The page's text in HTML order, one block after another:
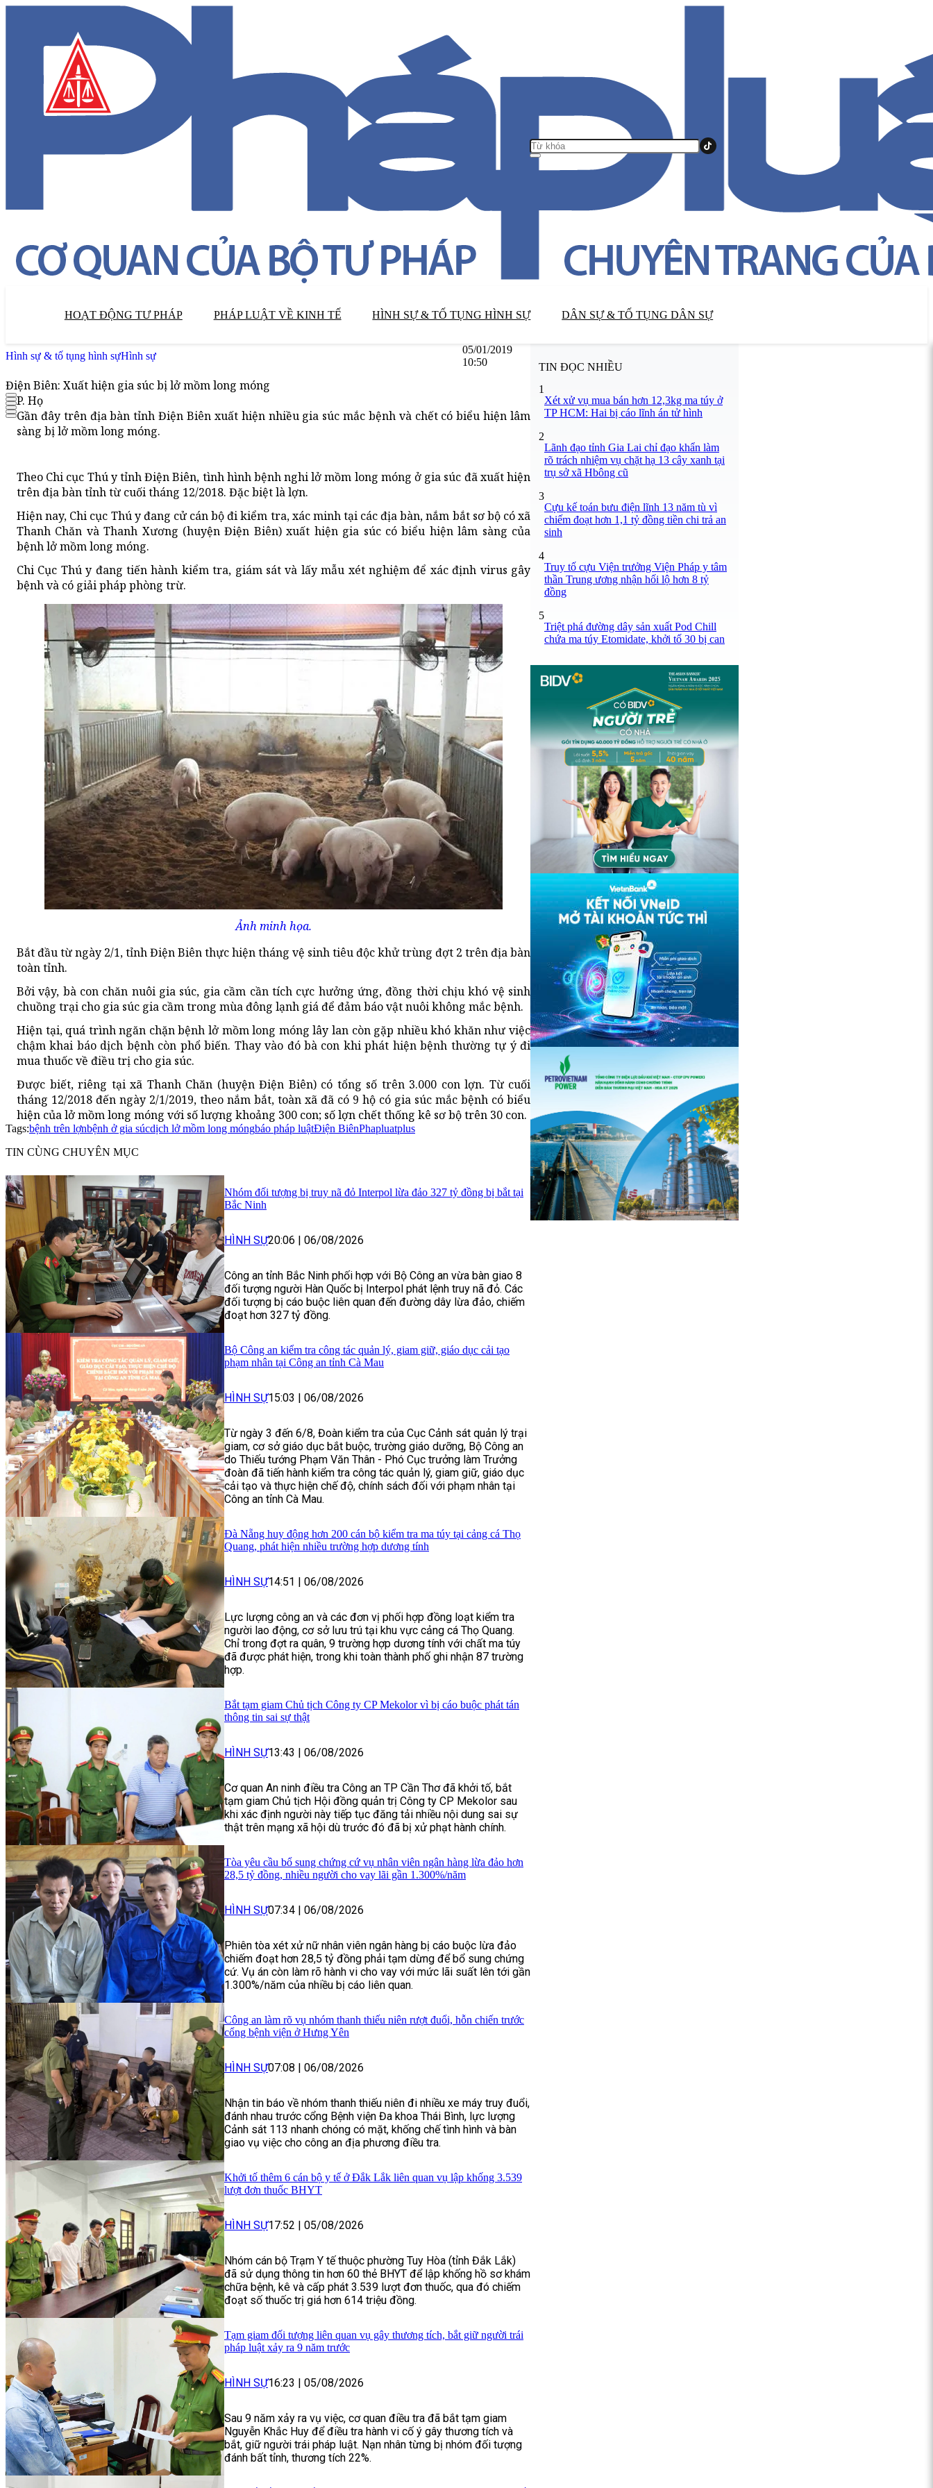
HOẠT ĐỘNG TƯ PHÁP PHÁP LUẬT VỀ KINH TẾ HÌNH SỰ & TỐ TỤNG HÌNH SỰ DÂN SỰ & TỐ TỤNG DÂN SỰ
Hình sự & tố tụng hình sựHình sự
05/01/2019
10:50
Điện Biên: Xuất hiện gia súc bị lở mồm long móng
P. Họ
Gần đây trên địa bàn tỉnh Điện Biên xuất hiện nhiều gia súc mắc bệnh và chết có biểu hiện lâm
sàng bị lở mồm long móng.
Theo Chi cục Thú y tỉnh Điện Biên, tình hình bệnh nghi lở mồm long móng ở gia súc đã xuất hiện
trên địa bàn tỉnh từ cuối tháng 12/2018. Đặc biệt là lợn.
Hiện nay, Chi cục Thú y đang cử cán bộ đi kiểm tra, xác minh tại các địa bàn, nắm bắt sơ bộ có xã
Thanh Chăn và Thanh Xương (huyện Điện Biên) xuất hiện gia súc có biểu hiện lâm sàng của
bệnh lở mồm long móng.
Chi Cục Thú y đang tiến hành kiểm tra, giám sát và lấy mẫu xét nghiệm để xác định virus gây
bệnh và có giải pháp phòng trừ.
Ảnh minh họa.
Bắt đầu từ ngày 2/1, tỉnh Điện Biên thực hiện tháng vệ sinh tiêu độc khử trùng đợt 2 trên địa bàn
toàn tỉnh.
Bởi vậy, bà con chăn nuôi gia súc, gia cầm cần tích cực hưởng ứng, đồng thời chịu khó vệ sinh
chuồng trại cho gia súc gia cầm trong mùa đông lạnh giá để đảm báo vật nuôi không mắc bệnh.
Hiện tại, quá trình ngăn chặn bệnh lở mồm long móng lây lan còn gặp nhiều khó khăn như việc
chậm khai báo dịch bệnh còn phổ biến. Thay vào đó bà con khi phát hiện bệnh thường tự ý đi
mua thuốc về điều trị cho gia súc.
Được biết, riêng tại xã Thanh Chăn (huyện Điện Biên) có tổng số trên 3.000 con lợn. Từ cuối
tháng 12/2018 đến ngày 2/1/2019, theo nắm bắt, toàn xã đã có 9 hộ có gia súc mắc bệnh có biểu
hiện của lở mồm long móng với số lượng khoảng 300 con; số lợn chết thống kê sơ bộ trên 30 con.
Tags:bệnh trên lợnbệnh ở gia súcdịch lở mồm long móngbáo pháp luậtĐiện BiênPhapluatplus
TIN CÙNG CHUYÊN MỤC
Nhóm đối tượng bị truy nã đỏ Interpol lừa đảo 327 tỷ đồng bị bắt tại
Bắc Ninh
HÌNH SỰ20:06 06/08/2026
Công an tỉnh Bắc Ninh phối hợp với Bộ Công an vừa bàn giao 8
đối tượng người Hàn Quốc bị Interpol phát lệnh truy nã đỏ. Các
đối tượng bị cáo buộc liên quan đến đường dây lừa đảo, chiếm
đoạt hơn 327 tỷ đồng.
Bộ Công an kiểm tra công tác quản lý, giam giữ, giáo dục cải tạo
phạm nhân tại Công an tỉnh Cà Mau
HÌNH SỰ15:03 06/08/2026
Từ ngày 3 đến 6/8, Đoàn kiểm tra của Cục Cảnh sát quản lý trại
giam, cơ sở giáo dục bắt buộc, trường giáo dưỡng, Bộ Công an
do Thiếu tướng Phạm Văn Thân - Phó Cục trưởng làm Trưởng
đoàn đã tiến hành kiểm tra công tác quản lý, giam giữ, giáo dục
cải tạo và thực hiện chế độ, chính sách đối với phạm nhân tại
Công an tỉnh Cà Mau.
Đà Nẵng huy động hơn 200 cán bộ kiểm tra ma túy tại cảng cá Thọ
Quang, phát hiện nhiều trường hợp dương tính
HÌNH SỰ14:51 06/08/2026
Lực lượng công an và các đơn vị phối hợp đồng loạt kiểm tra
người lao động, cơ sở lưu trú tại khu vực cảng cá Thọ Quang.
Chỉ trong đợt ra quân, 9 trường hợp dương tính với chất ma túy
đã được phát hiện, trong khi toàn thành phố ghi nhận 87 trường
hợp.
Bắt tạm giam Chủ tịch Công ty CP Mekolor vì bị cáo buộc phát tán
thông tin sai sự thật
HÌNH SỰ13:43 06/08/2026
Cơ quan An ninh điều tra Công an TP Cần Thơ đã khởi tố, bắt
tạm giam Chủ tịch Hội đồng quản trị Công ty CP Mekolor sau
khi xác định người này tiếp tục đăng tải nhiều nội dung sai sự
thật trên mạng xã hội dù trước đó đã bị xử phạt hành chính.
Tòa yêu cầu bổ sung chứng cứ vụ nhân viên ngân hàng lừa đảo hơn
28,5 tỷ đồng, nhiều người cho vay lãi gần 1.300%/năm
HÌNH SỰ07:34 06/08/2026
Phiên tòa xét xử nữ nhân viên ngân hàng bị cáo buộc lừa đảo
chiếm đoạt hơn 28,5 tỷ đồng phải tạm dừng để bổ sung chứng
cứ. Vụ án còn làm rõ hành vi cho vay với mức lãi suất lên tới gần
1.300%/năm của nhiều bị cáo liên quan.
Công an làm rõ vụ nhóm thanh thiếu niên rượt đuổi, hỗn chiến trước
cổng bệnh viện ở Hưng Yên
HÌNH SỰ07:08 06/08/2026
Nhận tin báo về nhóm thanh thiếu niên đi nhiều xe máy truy đuổi,
đánh nhau trước cổng Bệnh viện Đa khoa Thái Bình, lực lượng
Cảnh sát 113 nhanh chóng có mặt, khống chế tình hình và bàn
giao vụ việc cho công an địa phương điều tra.
Khởi tố thêm 6 cán bộ y tế ở Đắk Lắk liên quan vụ lập khống 3.539
lượt đơn thuốc BHYT
HÌNH SỰ17:52 05/08/2026
Nhóm cán bộ Trạm Y tế thuộc phường Tuy Hòa (tỉnh Đắk Lắk)
đã sử dụng thông tin hơn 60 thẻ BHYT để lập khống hồ sơ khám
chữa bệnh, kê và cấp phát 3.539 lượt đơn thuốc, qua đó chiếm
đoạt số thuốc trị giá hơn 614 triệu đồng.
Tạm giam đối tượng liên quan vụ gây thương tích, bắt giữ người trái
pháp luật xảy ra 9 năm trước
HÌNH SỰ16:23 05/08/2026
Sau 9 năm xảy ra vụ việc, cơ quan điều tra đã bắt tạm giam
Nguyễn Khắc Huy để điều tra hành vi cố ý gây thương tích và
bắt, giữ người trái pháp luật. Nạn nhân từng bị nhóm đối tượng
đánh bất tỉnh, thương tích 22%.
TIN ĐỌC NHIỀU
1
Xét xử vụ mua bán hơn 12,3kg ma túy ở
TP HCM: Hai bị cáo lĩnh án tử hình
2
Lãnh đạo tỉnh Gia Lai chỉ đạo khẩn làm
rõ trách nhiệm vụ chặt hạ 13 cây xanh tại
trụ sở xã Hbông cũ
3
Cựu kế toán bưu điện lĩnh 13 năm tù vì
chiếm đoạt hơn 1,1 tỷ đồng tiền chi trả an
sinh
4
Truy tố cựu Viện trưởng Viện Pháp y tâm
thần Trung ương nhận hối lộ hơn 8 tỷ
đồng
5
Triệt phá đường dây sản xuất Pod Chill
chứa ma túy Etomidate, khởi tố 30 bị can